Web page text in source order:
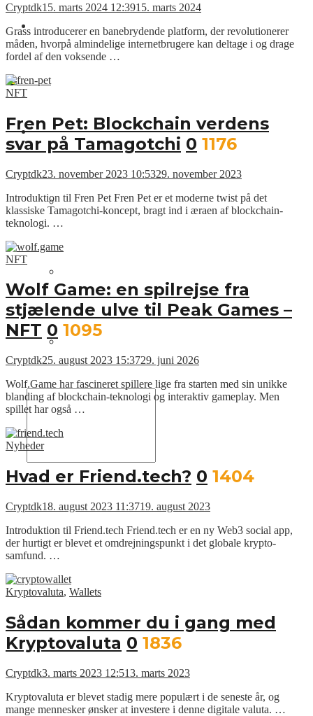
Videoer
CRYPT.DK
Om os
Cryptdk15. marts 2024 12:3915. marts 2024
Grass introducerer en banebrydende platform, der revolutionerer
måden, hvorpå almindelige internetbrugere kan deltage i og drage
fordel af den voksende …
NFT
Fren Pet: Blockchain verdens
svar på Tamagotchi 0 1176
Cryptdk23. november 2023 10:5329. november 2023
Introduktion til Fren Pet Fren Pet er et moderne twist på det
klassiske Tamagotchi-koncept, bragt ind i æraen af blockchain-
teknologi. …
NFT
Wolf Game: en spilrejse fra
stjælende ulve til Peak Games –
NFT 0 1095
Cryptdk25. august 2023 15:3729. juni 2026
Wolf.Game har fascineret spillere lige fra starten med sin unikke
blanding af blockchain-teknologi og interaktiv gameplay. Men
spillet har også …
Nyheder
Hvad er Friend.tech? 0 1404
Cryptdk18. august 2023 11:3719. august 2023
Introduktion til Friend.tech Friend.tech er en ny Web3 social app,
der hurtigt er blevet et omdrejningspunkt i det globale krypto-
samfund. …
Kryptovaluta, Wallets
Sådan kommer du i gang med
Kryptovaluta 0 1836
Cryptdk3. marts 2023 12:513. marts 2023
Kryptovaluta er blevet stadig mere populært i de seneste år, og
mange mennesker ønsker at investere i denne digitale valuta. …